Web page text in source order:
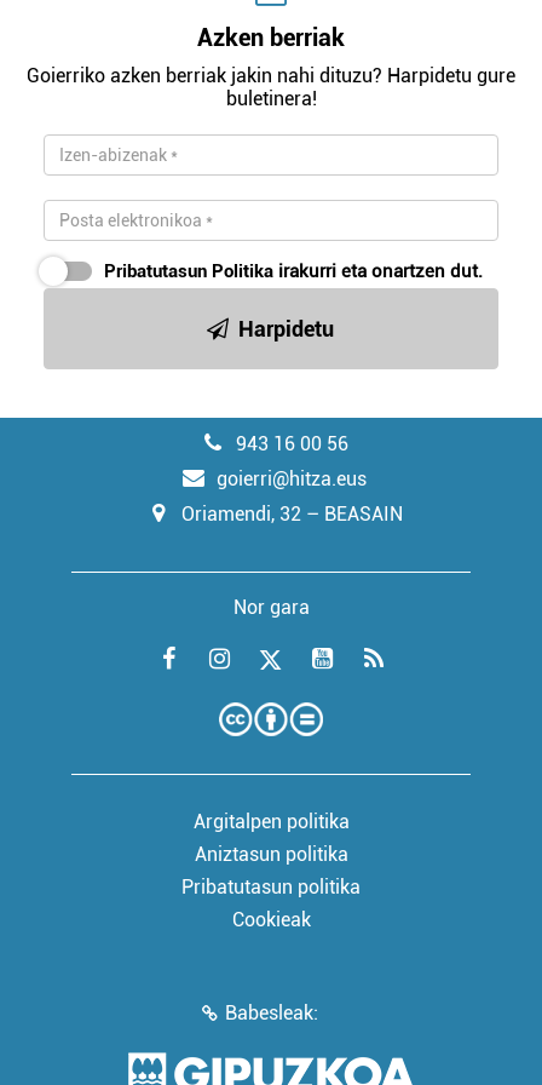
Azken berriak
Goierriko azken berriak jakin nahi dituzu? Harpidetu gure
buletinera!
Pribatutasun Politika irakurri eta onartzen dut.
Harpidetu
943 16 00 56
goierri@hitza.eus
Oriamendi, 32 – BEASAIN
Nor gara
Argitalpen politika
Aniztasun politika
Pribatutasun politika
Cookieak
Babesleak: